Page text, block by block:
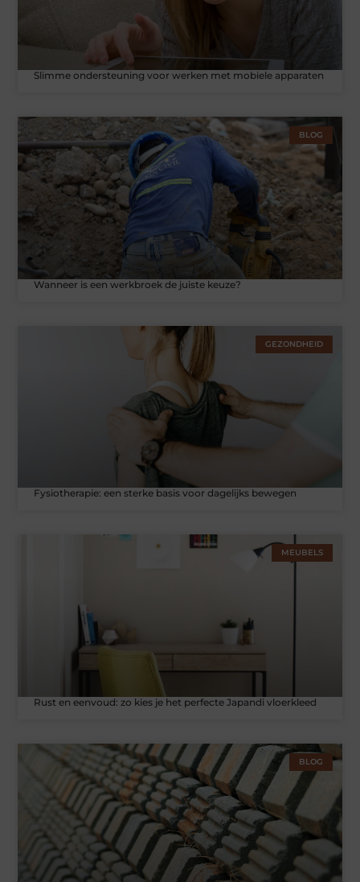
Slimme ondersteuning voor werken met mobiele apparaten
BLOG
Wanneer is een werkbroek de juiste keuze?
GEZONDHEID
Fysiotherapie: een sterke basis voor dagelijks bewegen
MEUBELS
Rust en eenvoud: zo kies je het perfecte Japandi vloerkleed
BLOG